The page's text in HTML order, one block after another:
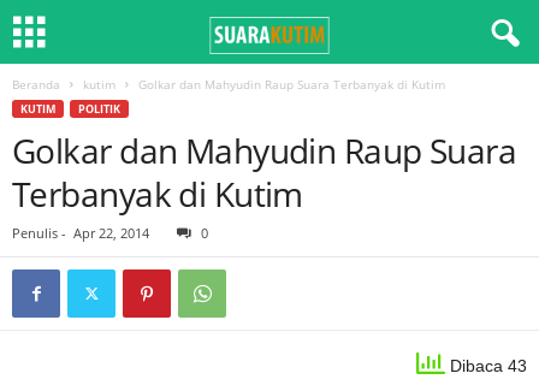
Beranda kutim Golkar dan Mahyudin Raup Suara Terbanyak di Kutim
KUTIM POLITIK
Golkar dan Mahyudin Raup Suara
Terbanyak di Kutim
Penulis - Apr 22, 2014 0
Dibaca 43